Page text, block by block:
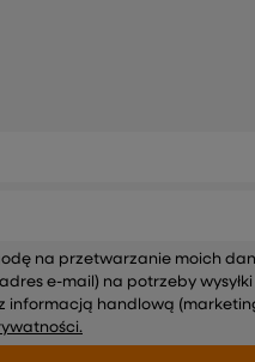
na przetwarzanie moich
e-mail) na potrzeby wysyłki
informacją handlową